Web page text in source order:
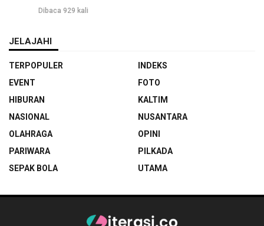
Dibaca 929 kali
JELAJAHI
TERPOPULER
INDEKS
EVENT
FOTO
HIBURAN
KALTIM
NASIONAL
NUSANTARA
OLAHRAGA
OPINI
PARIWARA
PILKADA
SEPAK BOLA
UTAMA